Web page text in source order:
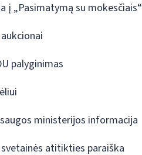
į „Pasimatymą su mokesčiais“
palyginimas
ministerijos informacija
atitikties paraiška